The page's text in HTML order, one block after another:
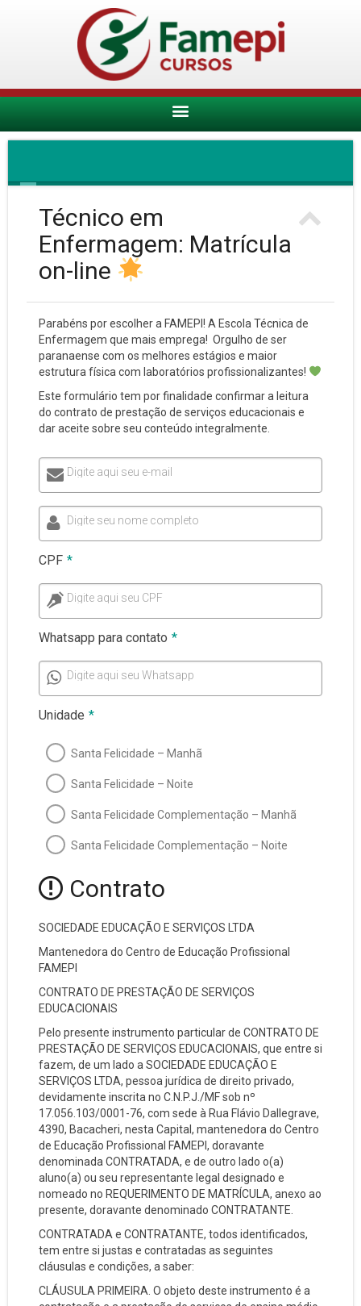
Técnico em
Enfermagem: Matrícula
on-line
Parabéns por escolher a FAMEPI! A Escola Técnica de
Enfermagem que mais emprega! Orgulho de ser
paranaense com os melhores estágios e maior
estrutura física com laboratórios profissionalizantes!
Este formulário tem por finalidade confirmar a leitura
do contrato de prestação de serviços educacionais e
dar aceite sobre seu conteúdo integralmente.
Digite aqui seu e-mail
Digite seu nome completo
CPF *
Digite aqui seu CPF
Whatsapp para contato *
Digite aqui seu Whatsapp
Unidade *
Santa Felicidade – Manhã
Santa Felicidade – Noite
Santa Felicidade Complementação – Manhã
Santa Felicidade Complementação – Noite
Contrato
SOCIEDADE EDUCAÇÃO E SERVIÇOS LTDA
Mantenedora do Centro de Educação Profissional
FAMEPI
CONTRATO DE PRESTAÇÃO DE SERVIÇOS
EDUCACIONAIS
Pelo presente instrumento particular de CONTRATO DE
PRESTAÇÃO DE SERVIÇOS EDUCACIONAIS, que entre si
fazem, de um lado a SOCIEDADE EDUCAÇÃO E
SERVIÇOS LTDA, pessoa jurídica de direito privado,
devidamente inscrita no C.N.P.J./MF sob nº
17.056.103/0001-76, com sede à Rua Flávio Dallegrave,
4390, Bacacheri, nesta Capital, mantenedora do Centro
de Educação Profissional FAMEPI, doravante
denominada CONTRATADA, e de outro lado o(a)
aluno(a) ou seu representante legal designado e
nomeado no REQUERIMENTO DE MATRÍCULA, anexo ao
presente, doravante denominado CONTRATANTE.
CONTRATADA e CONTRATANTE, todos identificados,
tem entre si justas e contratadas as seguintes
cláusulas e condições, a saber:
CLÁUSULA PRIMEIRA. O objeto deste instrumento é a